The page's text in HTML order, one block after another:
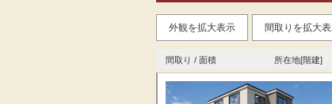
外観を拡大表示 間取りを拡大
間取り / 面積 所在地[階建]